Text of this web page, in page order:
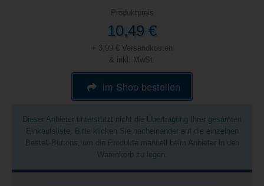
Produktpreis
10,49 €
+ 3,99 € Versandkosten
& inkl. MwSt.
im Shop bestellen
Dieser Anbieter unterstützt nicht die Übertragung Ihrer gesamten
Einkaufsliste. Bitte klicken Sie nacheinander auf die einzelnen
Bestell-Buttons, um die Produkte manuell beim Anbieter in den
Warenkorb zu legen.